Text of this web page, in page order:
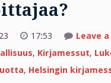
17:53 Leave
, Kirjamessut,
, Helsingin